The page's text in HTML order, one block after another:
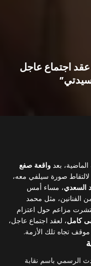
اجتماع عاجل
بعد واقعة صفع
لالتقاط صورة سيلفي معه،
السعدي، مساء أمس
من الفنانين، مثل محمد
مزاعم حول اعتزام
كامل، لعقد اجتماع عاجل،
موقف تجاه تلك الأزمة.
الرسمي باسم نقابة